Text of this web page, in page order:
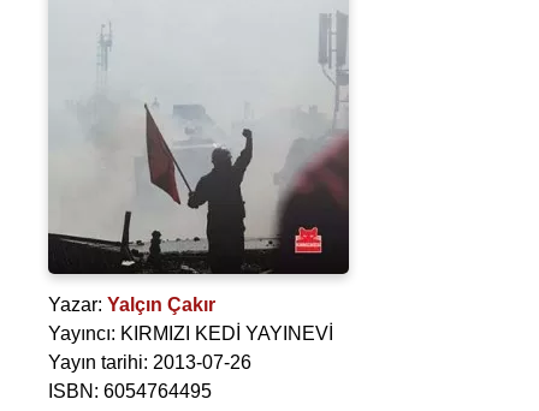
Yazar: Yalçın Çakır
Yayıncı: KIRMIZI KEDİ YAYINEVİ
Yayın tarihi: 2013-07-26
ISBN: 6054764495